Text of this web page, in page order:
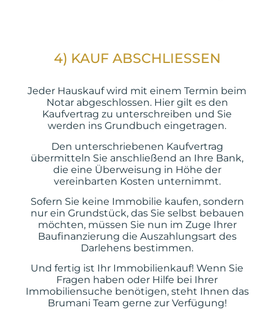
4) KAUF ABSCHLIESSEN
Jeder Hauskauf wird mit einem Termin beim
Notar abgeschlossen. Hier gilt es den
Kaufvertrag zu unterschreiben und Sie
werden ins Grundbuch eingetragen.
Den unterschriebenen Kaufvertrag
übermitteln Sie anschließend an Ihre Bank,
die eine Überweisung in Höhe der
vereinbarten Kosten unternimmt.
Sofern Sie keine Immobilie kaufen, sondern
nur ein Grundstück, das Sie selbst bebauen
möchten, müssen Sie nun im Zuge Ihrer
Baufinanzierung die Auszahlungsart des
Darlehens bestimmen.
Und fertig ist Ihr Immobilienkauf! Wenn Sie
Fragen haben oder Hilfe bei Ihrer
Immobiliensuche benötigen, steht Ihnen das
Brumani Team gerne zur Verfügung!